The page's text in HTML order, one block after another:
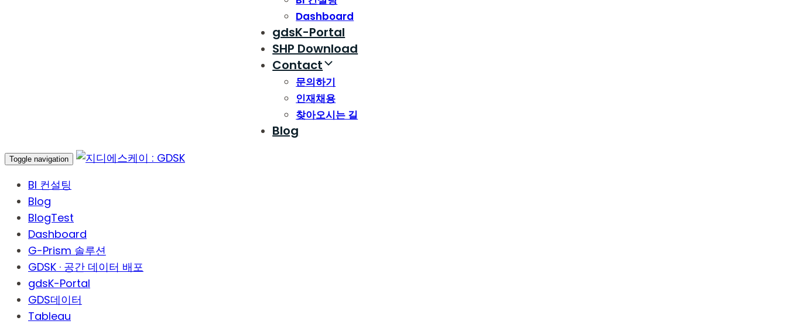
Dashboard
gdsK-Portal
SHP Download
Contact
문의하기
인재채용
찾아오시는 길
Blog
Toggle navigation
BI 컨설팅
Blog
BlogTest
Dashboard
G-Prism 솔루션
GDSK · 공간 데이터 배포
gdsK-Portal
GDS데이터
Tableau